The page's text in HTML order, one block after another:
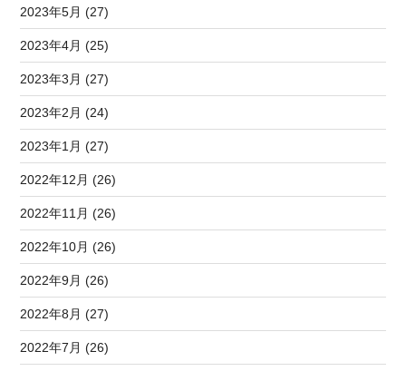
2023年5月 (27)
2023年4月 (25)
2023年3月 (27)
2023年2月 (24)
2023年1月 (27)
2022年12月 (26)
2022年11月 (26)
2022年10月 (26)
2022年9月 (26)
2022年8月 (27)
2022年7月 (26)